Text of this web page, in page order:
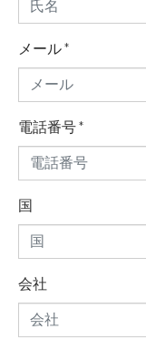
メール*
電話番号*
国
会社